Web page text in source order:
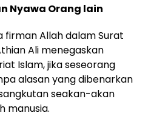
Nyawa Orang lain
firman Allah dalam Surat
Ali menegaskan
Islam, jika seseorang
alasan yang dibenarkan
seakan-akan
manusia.